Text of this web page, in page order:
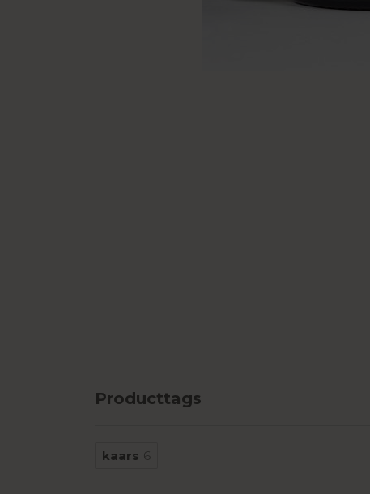
Producttags
kaars 6